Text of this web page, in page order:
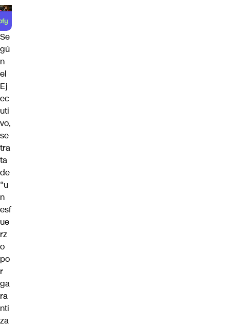
Se
gú
n
el
Ej
ec
uti
vo,
se
tra
ta
de
“u
n
esf
ue
rz
o
po
r
ga
ra
nti
za